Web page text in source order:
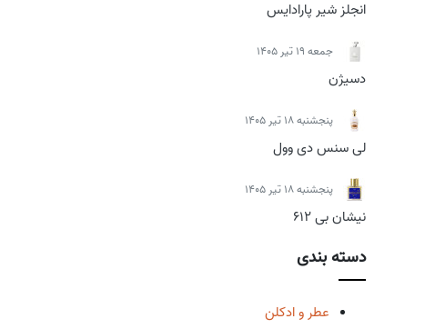
انجلز شیر پارادایس
جمعه 19 تیر 1405
دسیژن
پنجشنبه 18 تیر 1405
لی سنس دی وول
پنجشنبه 18 تیر 1405
نیشان بی 612
دسته بندی
عطر و ادکلن